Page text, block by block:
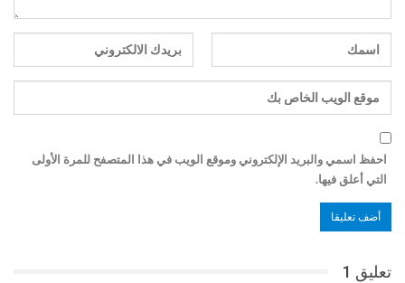
احفظ اسمي والبريد الإلكتروني وموقع الويب في هذا المتصفح للمرة الأولى
التي أعلق فيها.
تعليق 1